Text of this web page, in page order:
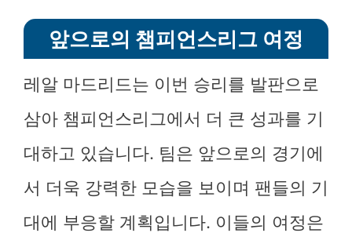
앞으로의 챔피언스리그 여정
레알 마드리드는 이번 승리를 발판으로
삼아 챔피언스리그에서 더 큰 성과를 기
대하고 있습니다. 팀은 앞으로의 경기에
서 더욱 강력한 모습을 보이며 팬들의 기
대에 부응할 계획입니다. 이들의 여정은